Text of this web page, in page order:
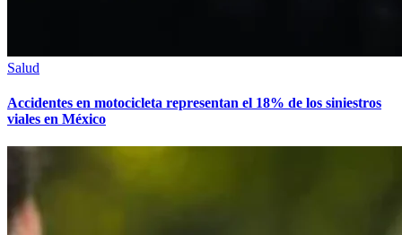
Salud
Accidentes en motocicleta representan el 18% de los siniestros
viales en México